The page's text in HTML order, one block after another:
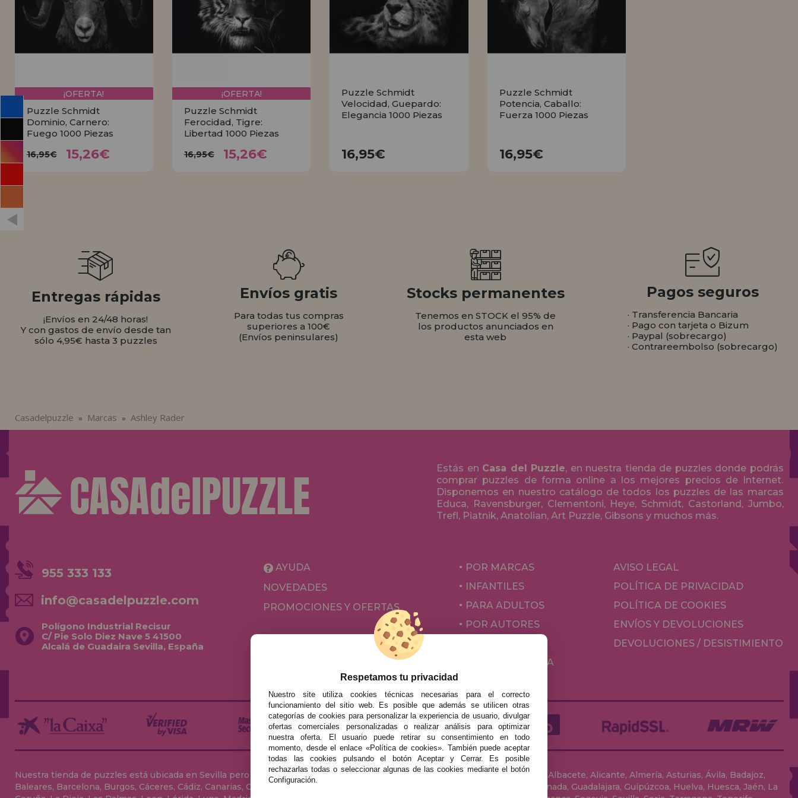
INFORMACIÓN
info@casadelpuzzle.com
¡OFERTA!
Puzzle Schmidt
Dominio, Carnero:
Fuego 1000 Piezas
16,95€ 15,26€
¡OFERTA!
Puzzle Schmidt
Ferocidad, Tigre:
Libertad 1000 Piezas
16,95€ 15,26€
Puzzle Schmidt
Velocidad, Guepardo:
Elegancia 1000 Piezas
16,95€
Puzzle Schmidt
Potencia, Caballo:
Fuerza 1000 Piezas
16,95€
Entregas rápidas
¡Envíos en 24/48 horas!
Y con gastos de envío desde tan
sólo 4,95€ hasta 3 puzzles
Envíos gratis
Para todas tus compras
superiores a 100€
(Envíos peninsulares)
Stocks permanentes
Tenemos en STOCK el 95% de
los productos anunciados en
esta web
Pagos seguros
· Transferencia Bancaria
· Pago con tarjeta o Bizum
· Paypal (sobrecargo)
· Contrareembolso (sobrecargo)
Casadelpuzzle » Marcas » Ashley Rader
Estás en Casa del Puzzle, en nuestra tienda de puzzles donde podrás
comprar puzzles de forma online a los mejores precios de Internet.
Disponemos en nuestro catálogo de todos los puzzles de las marcas
Educa, Ravensburger, Clementoni, Heye, Schmidt, Castorland, Jumbo,
Trefl, Piatnik, Anatolian, Art Puzzle, Gibsons y muchos más.
955 333 133
info@casadelpuzzle.com
Polígono Industrial Recisur
C/ Pie Solo Diez Nave 5 41500
Alcalá de Guadaira Sevilla, España
AYUDA
NOVEDADES
PROMOCIONES Y OFERTAS
POR MARCAS
INFANTILES
PARA ADULTOS
POR AUTORES
JUEGOS DE MESA
AVISO LEGAL
POLÍTICA DE PRIVACIDAD
POLÍTICA DE COOKIES
ENVÍOS Y DEVOLUCIONES
DEVOLUCIONES / DESISTIMIENTO
Nuestra tienda de puzzles está ubicada en Sevilla pero enviamos tus puzzles a cualquier ciudad del territorio español: Álava, Albacete, Alicante, Almería, Asturias, Ávila, Badajoz,
Baleares, Barcelona, Burgos, Cáceres, Cádiz, Canarias, Cantabria, Castellón, Ceuta, Ciudad Real, Córdoba, Cuenca, Gerona, Granada, Guadalajara, Guipúzcoa, Huelva, Huesca, Jaén, La
Respetamos tu privacidad
Nuestro site utiliza cookies técnicas necesarias para el correcto
funcionamiento del sitio web. Es posible que además se utilicen otras
categorías de cookies para personalizar la experiencia de usuario, divulgar
ofertas comerciales personalizadas o realizar análisis para optimizar
nuestra oferta. El usuario puede retirar su consentimiento en todo
momento, desde el enlace «Política de cookies». También puede aceptar
todas las cookies pulsando el botón Aceptar y Cerrar. Es posible
rechazarlas todas o seleccionar algunas de las cookies mediante el botón
Configuración.